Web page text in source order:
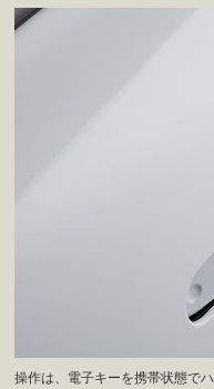
操作は、電子キーを携帯状態で